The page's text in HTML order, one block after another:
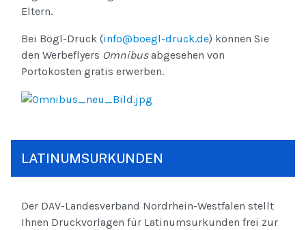
Eltern.
Bei Bögl-Druck (info@boegl-druck.de) können Sie
den Werbeflyers Omnibusabgesehen von
Portokosten gratis erwerben.
LATINUMSURKUNDEN
Der DAV-Landesverband Nordrhein-Westfalen stellt
Ihnen Druckvorlagen für Latinumsurkunden frei zur